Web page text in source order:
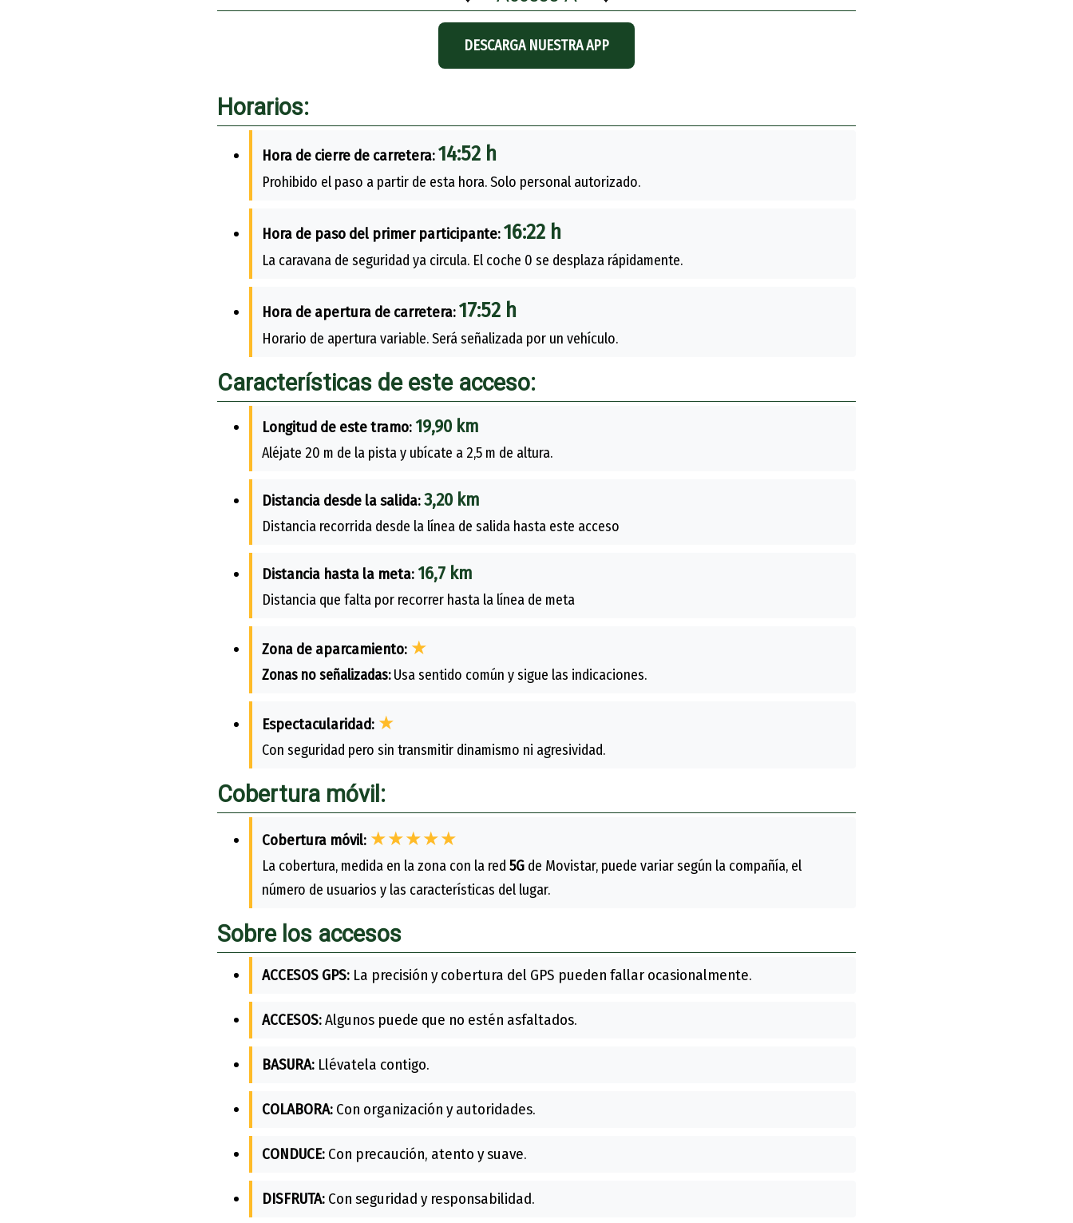
DESCARGA NUESTRA APP
Horarios:
Hora de cierre de carretera:14:52 h
Prohibido el paso a partir de esta hora. Solo personal autorizado.
Hora de paso del primer participante:16:22 h
La caravana de seguridad ya circula. El coche 0 se desplaza rápidamente.
Hora de apertura de carretera:17:52 h
Horario de apertura variable. Será señalizada por un vehículo.
Características de este acceso:
Longitud de este tramo: 19,90 km
Aléjate 20 m de la pista y ubícate a 2,5 m de altura.
Distancia desde la salida:3,20 km
Distancia recorrida desde la línea de salida hasta este acceso
Distancia hasta la meta: 16,7 km
Distancia que falta por recorrer hasta la línea de meta
Zona de aparcamiento: ★
Zonas no señalizadas:Usa sentido común y sigue las indicaciones.
Espectacularidad: ★
Con seguridad pero sin transmitir dinamismo ni agresividad.
Cobertura móvil:
Cobertura móvil: ★★★★★
La cobertura, medida en la zona con la red 5G de Movistar, puede variar según la compañía, el
número de usuarios y las características del lugar.
Sobre los accesos
ACCESOS GPS: La precisión y cobertura del GPS pueden fallar ocasionalmente.
ACCESOS:Algunos puede que no estén asfaltados.
BASURA: Llévatela contigo.
COLABORA: Con organización y autoridades.
CONDUCE: Con precaución, atento y suave.
DISFRUTA: Con seguridad y responsabilidad.